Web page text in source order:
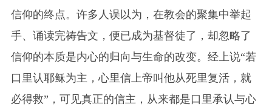
信仰的终点。许多人误以为，在教会的聚集中举起
手、诵读完祷告文，便已成为基督徒了，却忽略了
信仰的本质是内心的归向与生命的改变。经上说“若
口里认耶稣为主，心里信上帝叫他从死里复活，就
必得救”，可见真正的信主，从来都是口里承认与心